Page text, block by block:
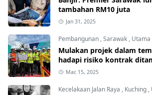
tambahan RM10 juta
Jan 31, 2025
Pembangunan ,Sarawak , Utama
Mulakan projek dalam
hadapi risiko kontrak
Mac 15, 2025
Kecelakaan Jalan Raya , Kuching ,